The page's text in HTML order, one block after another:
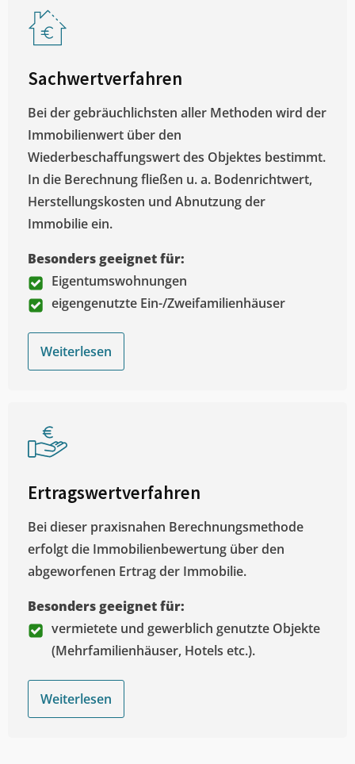
Sachwertverfahren
Bei der gebräuchlichsten aller Methoden wird der
Immobilienwert über den
Wiederbeschaffungswert des Objektes bestimmt.
In die Berechnung fließen u. a. Bodenrichtwert,
Herstellungskosten und Abnutzung der
Immobilie ein.
Besonders geeignet für:
Eigentumswohnungen
eigengenutzte Ein-/Zweifamilienhäuser
Weiterlesen
Ertragswertverfahren
Bei dieser praxisnahen Berechnungsmethode
erfolgt die Immobilienbewertung über den
abgeworfenen Ertrag der Immobilie.
Besonders geeignet für:
vermietete und gewerblich genutzte Objekte
(Mehrfamilienhäuser, Hotels etc.).
Weiterlesen